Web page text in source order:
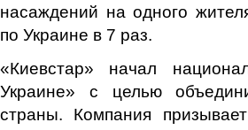
насаждений на одного
по Украине в 7 раз.
«Киевстар» начал
Украине» с целью
страны. Компания